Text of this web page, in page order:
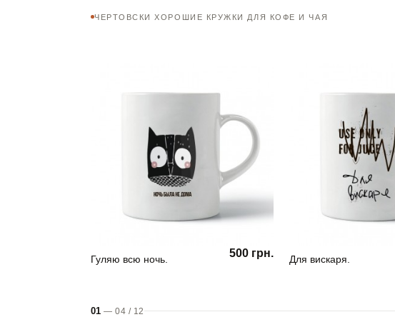
ЧЕРТОВСКИ ХОРОШИЕ КРУЖКИ ДЛЯ КОФЕ И ЧАЯ
Гуляю всю ночь. 500 грн. Для вискаря.
01 —04 / 12